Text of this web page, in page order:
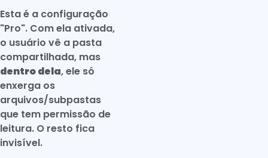
Esta é a configuração
"Pro". Com ela ativada,
o usuário vê a pasta
compartilhada, mas
dentro dela, ele só
enxerga os
arquivos/subpastas
que tem permissão de
leitura. O resto fica
invisível.